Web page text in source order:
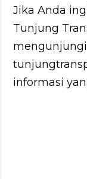
Jika Anda
Tunjung
informasi